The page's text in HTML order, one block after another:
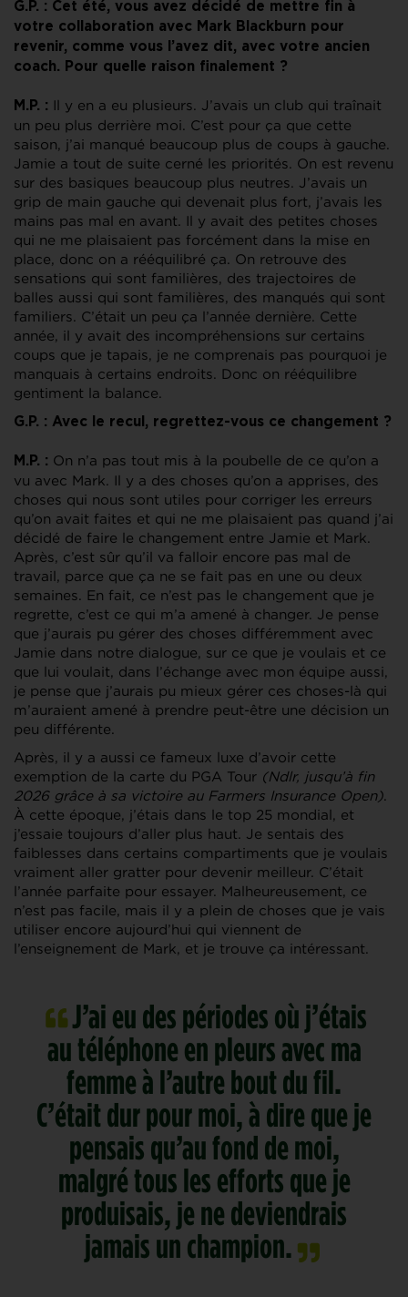
G.P. : Cet été, vous avez décidé de mettre fin à
votre collaboration avec Mark Blackburn pour
revenir, comme vous l’avez dit, avec votre ancien
coach. Pour quelle raison finalement ?
M.P. : Il y en a eu plusieurs. J’avais un club qui traînait
un peu plus derrière moi. C’est pour ça que cette
saison, j’ai manqué beaucoup plus de coups à gauche.
Jamie a tout de suite cerné les priorités. On est revenu
sur des basiques beaucoup plus neutres. J’avais un
grip de main gauche qui devenait plus fort, j’avais les
mains pas mal en avant. Il y avait des petites choses
qui ne me plaisaient pas forcément dans la mise en
place, donc on a rééquilibré ça. On retrouve des
sensations qui sont familières, des trajectoires de
balles aussi qui sont familières, des manqués qui sont
familiers. C’était un peu ça l’année dernière. Cette
année, il y avait des incompréhensions sur certains
coups que je tapais, je ne comprenais pas pourquoi je
manquais à certains endroits. Donc on rééquilibre
gentiment la balance.
G.P. : Avec le recul, regrettez-vous ce changement ?
M.P. : On n’a pas tout mis à la poubelle de ce qu’on a
vu avec Mark. Il y a des choses qu’on a apprises, des
choses qui nous sont utiles pour corriger les erreurs
qu’on avait faites et qui ne me plaisaient pas quand j’ai
décidé de faire le changement entre Jamie et Mark.
Après, c’est sûr qu’il va falloir encore pas mal de
travail, parce que ça ne se fait pas en une ou deux
semaines. En fait, ce n’est pas le changement que je
regrette, c’est ce qui m’a amené à changer. Je pense
que j’aurais pu gérer des choses différemment avec
Jamie dans notre dialogue, sur ce que je voulais et ce
que lui voulait, dans l’échange avec mon équipe aussi,
je pense que j’aurais pu mieux gérer ces choses-là qui
m’auraient amené à prendre peut-être une décision un
peu différente.
Après, il y a aussi ce fameux luxe d’avoir cette
exemption de la carte du PGA Tour (Ndlr, jusqu’à fin
2026 grâce à sa victoire au Farmers Insurance Open).
À cette époque, j’étais dans le top 25 mondial, et
j’essaie toujours d’aller plus haut. Je sentais des
faiblesses dans certains compartiments que je voulais
vraiment aller gratter pour devenir meilleur. C’était
l’année parfaite pour essayer. Malheureusement, ce
n’est pas facile, mais il y a plein de choses que je vais
utiliser encore aujourd’hui qui viennent de
l’enseignement de Mark, et je trouve ça intéressant.
J’ai eu des périodes où j’étais
au téléphone en pleurs avec ma
femme à l’autre bout du fil.
C’était dur pour moi, à dire que je
pensais qu’au fond de moi,
malgré tous les efforts que je
produisais, je ne deviendrais
jamais un champion.